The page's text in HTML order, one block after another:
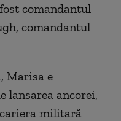
comandantul
comandantul
Marisa e
lansarea ancorei,
cariera militară